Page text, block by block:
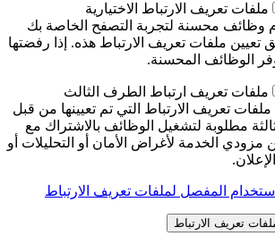
ملفات تعريف الارتباط الاختيارية
وظائف محسنة لتجربة التصفح الخاصة بك
ملفات تعريف الارتباط هذه. إذا رفضتها
الوظائف المحسنة.
ملفات تعريف ارتباط الطرف الثالث
تعريف الارتباط التي تم تعيينها من قبل
مطلوبة لتشغيل الوظائف بالاشتراك مع
مزودي الخدمة لأغراض الأمان أو التحليلات أو
الإعلان.
المفصل لملفات تعريف الارتباط
تعريف الارتباط